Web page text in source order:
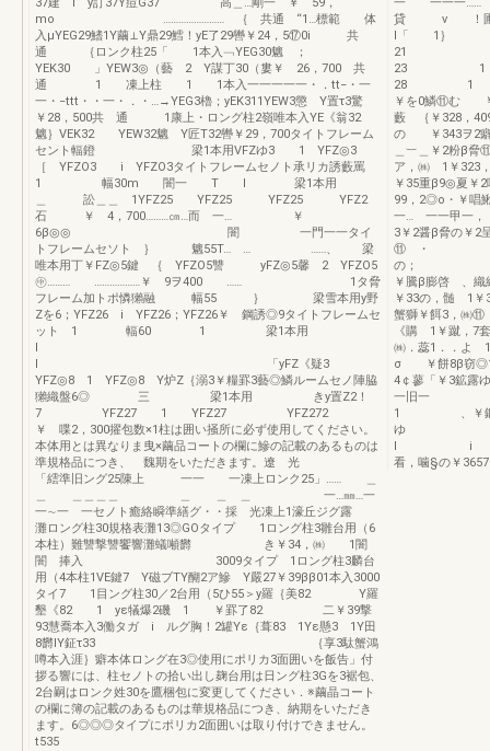
mo …………………… ｛ 共通 “1…標範 体
入μYEG29鰭1Y繭⊥Y鼎29鱈！yE了29轡￥24，5⑰0i 共
通 ｛ロンク柱25「 1本入﹁YEG30魑 ；
YEK30 」YEW3◎（藝 2 Y謀丁30（婁￥ 26，700 共
通 1 凍上柱 1 1本入一一一一一・．tt−・一
一・−ttt・・一・．・…→YEG3櫓；yEK311YEW3懲 Y置τ3驚
￥28，500共 通 1康上・ロング柱2嶺唯本入YE《翁32
魑｝VEK32 YEW32魑 Y匠T32轡￥29，700タイトフレーム
セント輻鐙 梁1本用VFZゆ3 1 YFZ◎3
［ YFZO3 i YFZO3タイトフレームセノト承リカ誘藪罵
1 幅30m 闇一 T I 梁1本用
＿ 訟＿＿ 1YFZ25 YFZ25 YFZ25 YFZ2
石 ￥ 4，700………㎝…而 一… ￥
6β◎◎ 闇 一門一一タイ
トフレームセソト ｝ 魑55T… … ……、 梁
唯本用丁￥FZ◎5鍵 ｛ YFZO5讐 yFZ◎5馨 2 YFZO5
㊥……… ………………￥ 9ヲ400 …… 1タ脅
フレーム加トポ憐獺融 幅55 ｝ 梁雪本用y野
Zを6；YFZ26 i YFZ26；YFZ26￥ 鋼誘◎9タイトフレームセ
ット 1 輻60 1 梁1本用
I 「yFZ《疑3
YFZ◎8 1 YFZ◎8 Y炉Z｛溺3￥糧罫3藝◎鱗ルームセノ陣脇
獺織盤6◎ 三 梁1本用 きy置Z2！
7 YFZ27 1 YFZ27 YFZ272
￥ 喋2，300擢包数×1柱は囲い掻所に必ず使用してください。
本体用とは異なりま曳×繭品コートの欄に鰺の記載のあるものは
準規格品につき、 魏期をいただきます。遼 光
「繧準旧ング25陳上 一一 一凍上ロンク25」…… ＿
＿ ＿＿＿＿ ＿ ＿ ＿ 一…㎜…一
一∼一 一セノト癒絡瞬準繕グ・・採 光凍上1濠丘ジグ露
灘ロング柱30規格表灘13◎GOタイプ 1ロング柱3雛台用（6
本柱）難讐撃讐饗響灘蟻噸欝 き￥34，㈱ 1闇
闇 捧入 3009タイプ 1ロング柱3麟台
用（4本柱1VE鍵7 Y磁ブTY醐2ア鰺 Y嚴27￥39ββ01本入3000
タイ7 1目ング柱30／2台用（5ひ55＞y羅｛美82 Y羅
墾《82 1 yε犠爆2磯 1 ￥罫了82 二￥39撃
93慧喬本入3働タガ i ルグ胸！2罐Yε｛葺83 1Yε懸3 1Y田
8欝lY鉦τ33 ｛享3駄蟹鴻
噂本入涯｝癖本体ロング在3◎使用にポリカ3面囲いを飯告」付
拶る響には、柱セノトの拾い出し麹台用は日ング柱3Gを3裾包、
2台嗣はロンク姓30を鷹梱包に変更してください．※繭晶コート
の欄に簿の記載のあるものは華規格品につき、納期をいただき
ます。6◎◎◎タイプにポリカ2面囲いは取り付けできません。
t535
貸 v
I「 1
23 1
28 1
￥を0鱗⑪む ￥
藪 ｛￥328
の ￥343ヲ2
＿︸＿￥2粉
ア，㈱ 1￥
￥35重β9◎夏
99，2◎o・￥唱
一… 一一甲一
3￥2醤β脅の￥2
⑪ ・ 1…攣
の； F￥
￥騰β膨啓 、
￥33の，髄 1
蟹獅￥餌3，
《購 1￥蹴
㈱．蕊1．．よ
σ ￥餅8β窃
4￠蓼「￥3
一旧一
1 、￥鍛t鰯1
ゆ 1
l i 、 ・
看，噛§の￥